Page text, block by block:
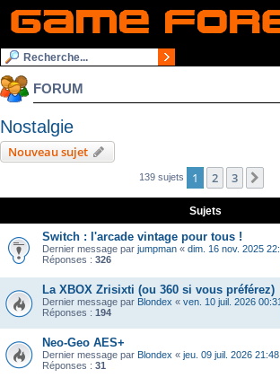
FORUM
Nostalgie
Nouveau sujet
139 sujets 1 2 3
Sujets
Switch : l'arcade vintage pour tous !
Dernier message par jumpman « dim. 16 nov. 2025
Réponses : 326
La XBOX Zrisixti (ou 360 si vous préférez)
Dernier message par Blondex « ven. 10 juil. 2026 00:31
Réponses : 194
Neo-Geo AES+
Dernier message par Blondex « jeu. 09 juil. 2026 21:48
Réponses : 31